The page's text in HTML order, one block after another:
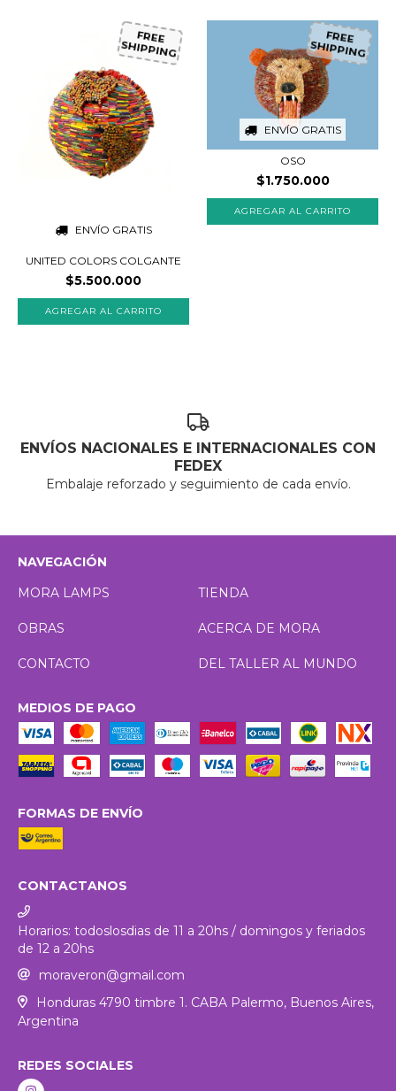
ENVÍO GRATIS
FR
E
E
S
H
IP
P
IN
G
UNITED COLORS COLGANTE
$5.500.000
ENVÍO GRATIS
FR
E
E
S
H
IP
P
IN
G
OSO
$1.750.000
ENVÍOS NACIONALES E INTERNACIONALES CON
FEDEX
Embalaje reforzado y seguimiento de cada envío.
NAVEGACIÓN
MORA LAMPS
TIENDA
OBRAS ACERCA DE MORA
CONTACTO DEL TALLER AL MUNDO
MEDIOS DE PAGO
FORMAS DE ENVÍO
CONTACTANOS
Horarios: todoslosdias de 11 a 20hs / domingos y feriados
de 12 a 20hs
moraveron@gmail.com
Honduras 4790 timbre 1. CABA Palermo, Buenos Aires,
Argentina
REDES SOCIALES